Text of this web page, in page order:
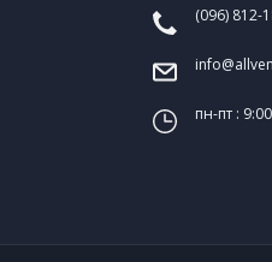
(096) 812-
пн-пт :